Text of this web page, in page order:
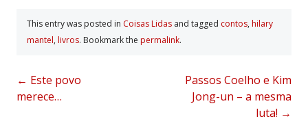
This entry was posted in Coisas Lidas and tagged contos, hilary
mantel, livros. Bookmark the permalink.
Post
navigation
← Este povo
merece…
Passos Coelho e Kim
Jong-un – a mesma
luta! →